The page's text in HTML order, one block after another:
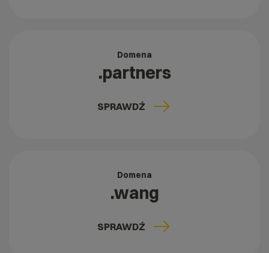
Domena
.partners
SPRAWDŹ
Domena
.wang
SPRAWDŹ